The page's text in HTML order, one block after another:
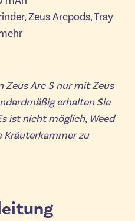
Zeus Arcpods, Tray
Zeus Arc S nur mit Zeus
erhalten Sie
ist nicht möglich, Weed
Kräuterkammer zu